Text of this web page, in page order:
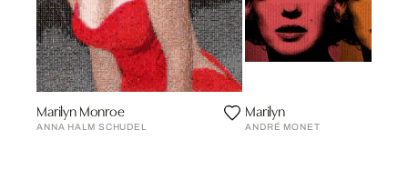
Marilyn Monroe
ANNA HALM SCHUDEL
Marilyn
ANDRÉ MONET